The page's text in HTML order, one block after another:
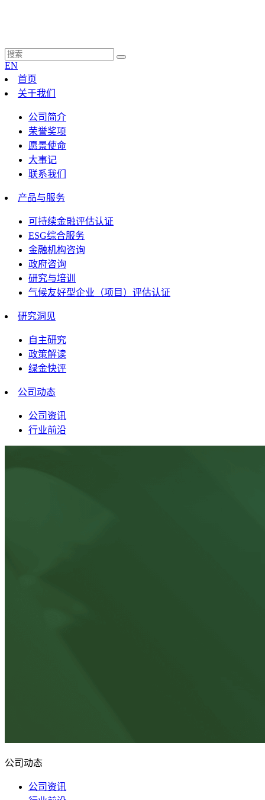
EN
首页
关于我们
公司简介
荣誉奖项
愿景使命
大事记
联系我们
产品与服务
可持续金融评估认证
ESG综合服务
金融机构咨询
政府咨询
研究与培训
气候友好型企业（项目）评估认证
研究洞见
自主研究
政策解读
绿金快评
公司动态
公司资讯
行业前沿
公司动态
公司资讯